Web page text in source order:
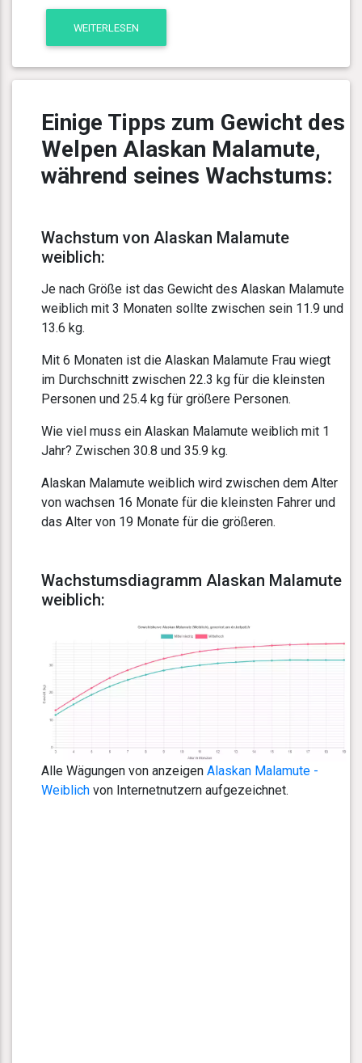
WEITERLESEN
Einige Tipps zum Gewicht des
Welpen Alaskan Malamute,
während seines Wachstums:
Wachstum von Alaskan Malamute
weiblich:
Je nach Größe ist das Gewicht des Alaskan Malamute
weiblich mit 3 Monaten sollte zwischen sein 11.9 und
13.6 kg.
Mit 6 Monaten ist die Alaskan Malamute Frau wiegt
im Durchschnitt zwischen 22.3 kg für die kleinsten
Personen und 25.4 kg für größere Personen.
Wie viel muss ein Alaskan Malamute weiblich mit 1
Jahr? Zwischen 30.8 und 35.9 kg.
Alaskan Malamute weiblich wird zwischen dem Alter
von wachsen 16 Monate für die kleinsten Fahrer und
das Alter von 19 Monate für die größeren.
Wachstumsdiagramm Alaskan Malamute
weiblich:
Alle Wägungen von anzeigen Alaskan Malamute -
Weiblich von Internetnutzern aufgezeichnet.